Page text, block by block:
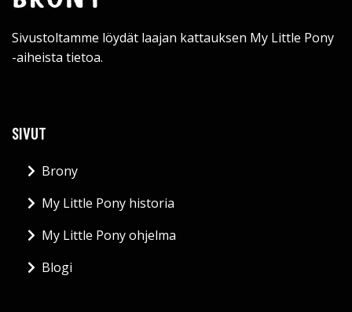
Sivustoltamme löydät laajan kattauksen My Little Pony
-aiheista tietoa.
SIVUT
Brony
My Little Pony historia
My Little Pony ohjelma
Blogi